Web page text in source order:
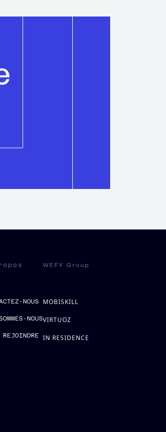
NOUS
NOUS
REJOINDRE
WEFY Group
MOBISKILL
VIRTUOZ
IN RESIDENCE